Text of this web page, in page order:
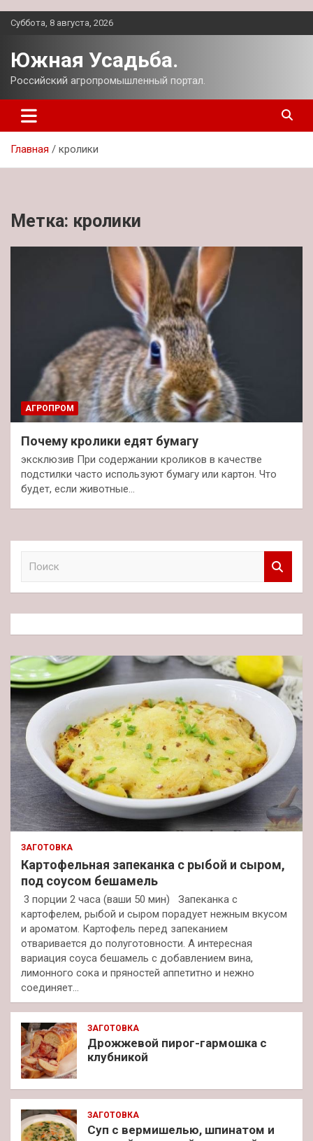
Перейти
Суббота, 8 августа, 2026
Южная Усадьба.
Российский агропромышленный портал.
Главная кролики
Метка: кролики
АГРОПРОМ
Почему кролики едят бумагу
эксклюзив При содержании кроликов в качестве
подстилки часто используют бумагу или картон. Что
будет, если животные…
к
ЗАГОТОВКА
Картофельная запеканка с рыбой и сыром,
под соусом бешамель
3 порции 2 часа (ваши 50 мин) Запеканка с
картофелем, рыбой и сыром порадует нежным вкусом
и ароматом. Картофель перед запеканием
отваривается до полуготовности. А интересная
вариация соуса бешамель с добавлением вина,
лимонного сока и пряностей аппетитно и нежно
соединяет…
ЗАГОТОВКА
Дрожжевой пирог-гармошка с
клубникой
ЗАГОТОВКА
Суп с вермишелью, шпинатом и